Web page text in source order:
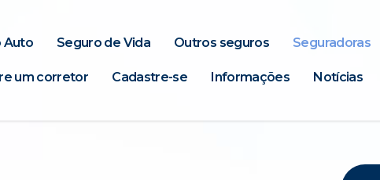
Auto Seguro de Vida Outros seguros Seguradoras
um corretor Cadastre-se Informações Notícias